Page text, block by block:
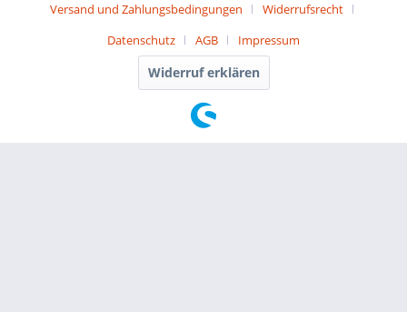
Versand und Zahlungsbedingungen
Widerrufsrecht
Datenschutz
AGB Impressum
Widerruf erklären